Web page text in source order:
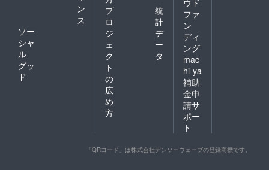
ン
ス
ソー
シャ
ル
グッ
ド
プ
ロ
ジ
ェ
ク
ト
の
広
め
方
統
計
デ
ー
タ
ウド
ファ
ン
ディ
ング
mac
hi-ya
補助
金申
請サ
ポー
ト
「QRコード」は株式会社デンソーウェーブの登録商標です。